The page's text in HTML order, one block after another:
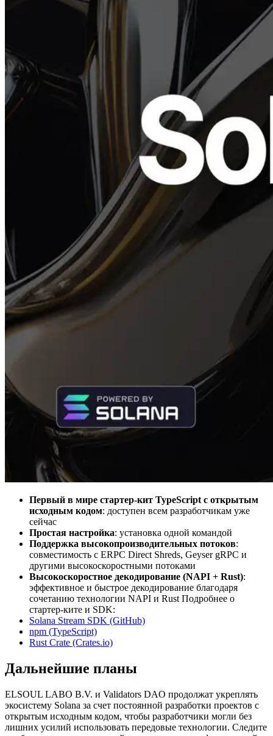
Первый в мире стартер-кит TypeScript с открытым
исходным кодом: доступен всем разработчикам уже
сейчас
Простая настройка: установка одной командой
Поддержка высокопроизводительных потоков:
совместимость с ERPC Direct Shreds, Geyser gRPC и
другими высокоскоростными потоками
Высокоскоростное декодирование (NAPI + Rust):
эффективное и быстрое декодирование благодаря
сочетанию технологии NAPI и Rust Подробнее о
стартер-ките и SDK:
Solana Stream SDK (GitHub)
npm (TypeScript)
Rust Crate (Crates.io)
Дальнейшие планы
ELSOUL LABO B.V. и Validators DAO продолжат укреплять
экосистему Solana за счет постоянной разработки проектов с
открытым исходным кодом, чтобы разработчики могли без
лишних усилий использовать передовые технологии. Следите